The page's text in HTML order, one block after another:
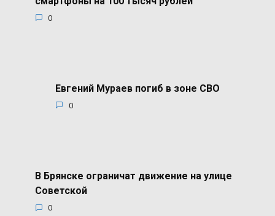
0
Евгений Мураев погиб в зоне СВО
0
В Брянске ограничат движение на улице
Советской
0